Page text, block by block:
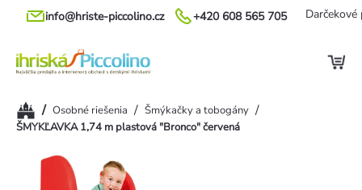
Prejsť
+420 608 565 705
info@hriste-piccolino.cz Darčekové
Domov
/ Osobné riešenia / Šmýkačky a tobogány /
ŠMYKĽAVKA 1,74 m plastová "Bronco" červená